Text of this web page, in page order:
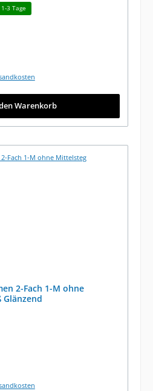
3 Tage
Warenkorb
2-Fach 1-M ohne
Glänzend